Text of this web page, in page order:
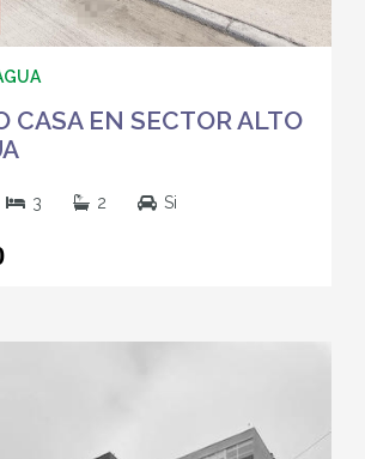
CASA EN SECTOR ALTO
3 2 Si